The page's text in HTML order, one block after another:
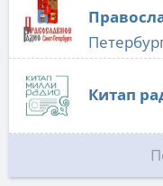
Китап